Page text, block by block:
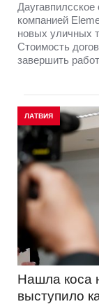
компанией
новых уличных
Стоимость
завершить
ЛАТВИЯ
Нашла коса
выступило